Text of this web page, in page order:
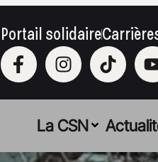
Portail solidaire
La CSN